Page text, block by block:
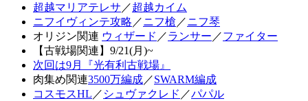
超越マリアテレサ ／超越カイム
ニフイヴィンテ攻略 ／ニフ槍 ／ニフ琴
オリジン関連 ウィザード ／ランサー ／ファイター
【古戦場関連】9/21(月)~
次回は9月『光有利古戦場』
肉集め関連3500万編成／SWARM編成
コスモスHL ／ シュヴァクレド ／パパル